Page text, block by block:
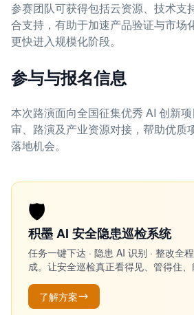
参赛团队可获得包括云资源、技术支
合支持，有助于加速产品验证与市场
更快进入规模化阶段。
参与与报名信息
本次路演面向全国征集优秀 AI 创新
审、路演及产业资源对接，帮助优质
落地机会。
🛡️
积墨 AI 安全隐患巡检系统
任务一键下达 · 隐患 AI 识别 · 整改全
成。让安全巡检真正看得见、管得住、
了解方案